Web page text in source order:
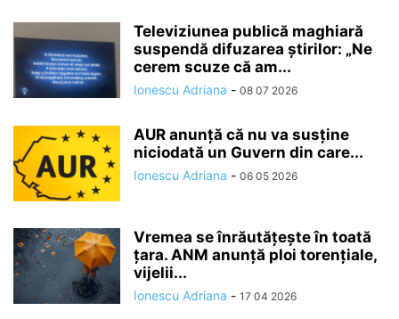
Televiziunea publică maghiară
suspendă difuzarea ştirilor: „Ne
cerem scuze că am...
Ionescu Adriana - 08 07 2026
AUR anunță că nu va susține
niciodată un Guvern din care...
Ionescu Adriana - 06 05 2026
Vremea se înrăutăţeşte în toată
ţara. ANM anunță ploi torențiale,
vijelii...
Ionescu Adriana - 17 04 2026